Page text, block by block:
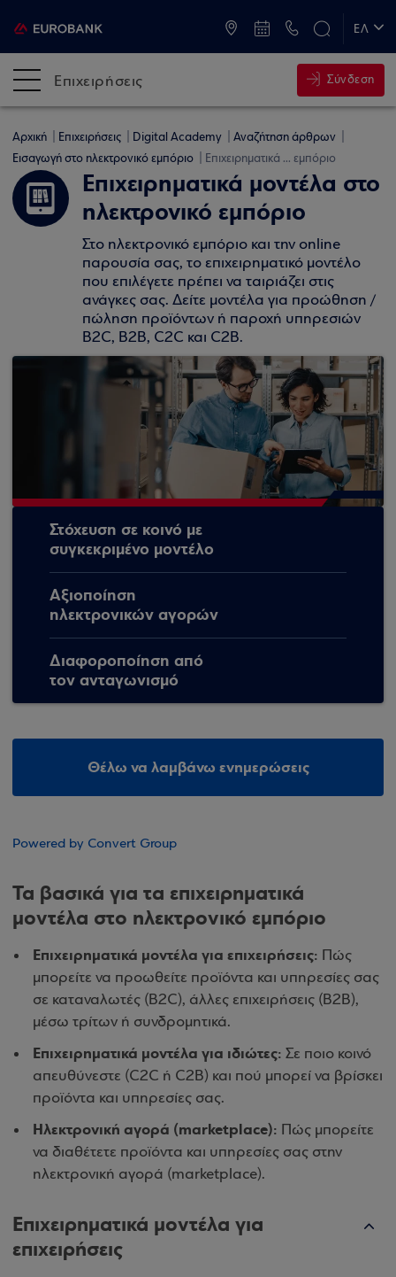
ΕΛ
Επιχειρήσεις Σύνδεση
Αρχική Επιχειρήσεις Digital Academy
Αναζήτηση άρθρων
Εισαγωγή στο ηλεκτρονικό εμπόριο
Επιχειρηματικά ... εμπόριο
Επιχειρηματικά μοντέλα στο
ηλεκτρονικό εμπόριο
Στο ηλεκτρονικό εμπόριο και την online
παρουσία σας, το επιχειρηματικό μοντέλο
που επιλέγετε πρέπει να ταιριάζει στις
ανάγκες σας. Δείτε μοντέλα για προώθηση /
πώληση προϊόντων ή παροχή υπηρεσιών
B2C, B2B, C2C και C2B.
Στόχευση σε κοινό με
συγκεκριμένο μοντέλο
Αξιοποίηση
ηλεκτρονικών αγορών
Διαφοροποίηση από
τον ανταγωνισμό
Θέλω να λαμβάνω ενημερώσεις
Powered by Convert Group
Τα βασικά για τα επιχειρηματικά
μοντέλα στο ηλεκτρονικό εμπόριο
Επιχειρηματικά μοντέλα για επιχειρήσεις: Πώς
μπορείτε να προωθείτε προϊόντα και υπηρεσίες σας
σε καταναλωτές (B2C), άλλες επιχειρήσεις (B2B),
μέσω τρίτων ή συνδρομητικά.
Επιχειρηματικά μοντέλα για ιδιώτες: Σε ποιο κοινό
απευθύνεστε (C2C ή C2B) και πού μπορεί να βρίσκει
προϊόντα και υπηρεσίες σας.
Ηλεκτρονική αγορά (marketplace): Πώς μπορείτε
να διαθέτετε προϊόντα και υπηρεσίες σας στην
ηλεκτρονική αγορά (marketplace).
Επιχειρηματικά μοντέλα για
επιχειρήσεις